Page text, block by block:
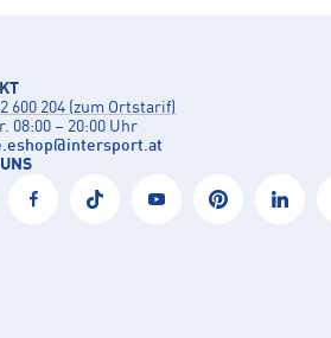
600 204 (zum Ortstarif)
08:00 – 20:00 Uhr
@intersport.at